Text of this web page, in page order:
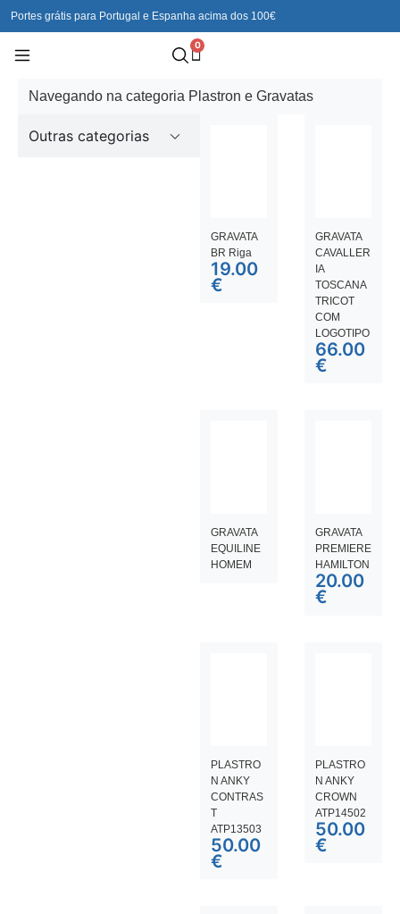
Portes grátis para Portugal e Espanha acima dos 100€
0
Navegando na categoria Plastron e Gravatas
Outras categorias
GRAVATA
BR Riga
19.00
€
GRAVATA
CAVALLER
IA
TOSCANA
TRICOT
COM
LOGOTIPO
66.00
€
GRAVATA
EQUILINE
HOMEM
GRAVATA
PREMIERE
HAMILTON
20.00
€
PLASTRO
N ANKY
CONTRAS
T
ATP13503
50.00
€
PLASTRO
N ANKY
CROWN
ATP14502
50.00
€